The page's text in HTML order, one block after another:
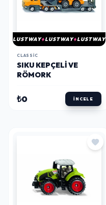
LUSTWAY LUSTWAY LUSTWAY
CLASSIC
SIKU KEPÇELI VE
RÖMORK
₺0 İNCELE